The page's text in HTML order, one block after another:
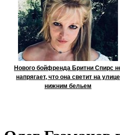
Нового бойфренда Бритни Спирс
напрягает, что она светит на улице
нижним бельем